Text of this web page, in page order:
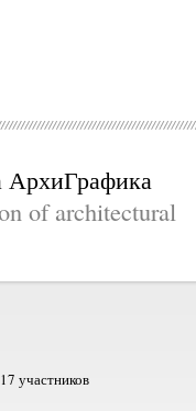
АрхиГрафика
of architectural
участников